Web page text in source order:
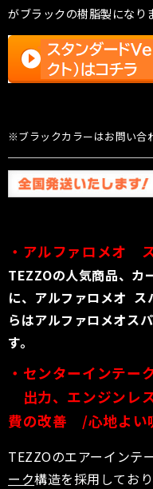
がブラックの樹脂製になり
※ブラックカラーはお問い合
・アルファロメオ
TEZZOの人気商品、カ
に、アルファロメオ ス
らはアルファロメオス
す。
・センターインテー
出力、エンジンレ
費の改善 /心地よい
TEZZOのエアーインテ
ーク構造を採用しており